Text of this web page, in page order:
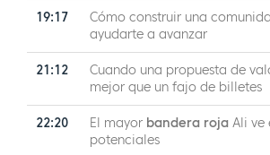
19:17
Cómo construir una
ayudarte a avanzar
21:12
Cuando una propuesta de
mejor que un fajo de billetes
22:20 El mayor bandera roja Ali ve
potenciales